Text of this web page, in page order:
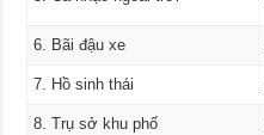
6. Bãi đậu xe
7. Hồ sinh thái
8. Trụ sở khu phố